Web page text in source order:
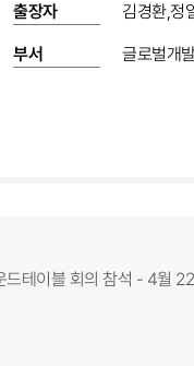
출장자 김경환,정
부서 글로벌개
이블 회의 참석 - 4월 22